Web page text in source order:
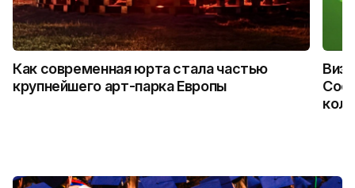
Как современная юрта стала частью
крупнейшего арт-парка Европы